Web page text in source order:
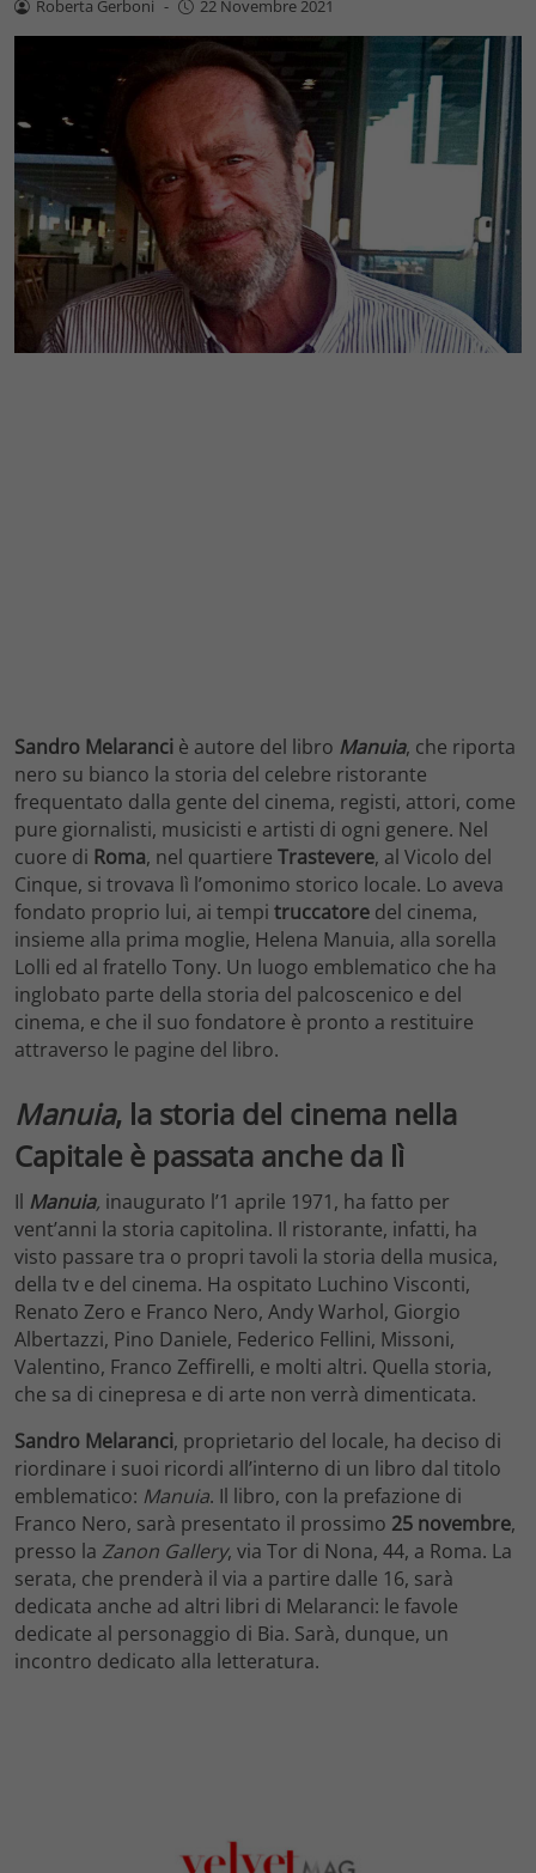
Roberta Gerboni - 22 Novembre 2021
Sandro Melaranci è autore del libro Manuia, che riporta
nero su bianco la storia del celebre ristorante
frequentato dalla gente del cinema, registi, attori, come
pure giornalisti, musicisti e artisti di ogni genere. Nel
cuore di Roma, nel quartiere Trastevere, al Vicolo del
Cinque, si trovava lì l’omonimo storico locale. Lo aveva
fondato proprio lui, ai tempi truccatore del cinema,
insieme alla prima moglie, Helena Manuia, alla sorella
Lolli ed al fratello Tony. Un luogo emblematico che ha
inglobato parte della storia del palcoscenico e del
cinema, e che il suo fondatore è pronto a restituire
attraverso le pagine del libro.
Manuia, la storia del cinema nella
Capitale è passata anche da lì
Il Manuia, inaugurato l’1 aprile 1971, ha fatto per
vent’anni la storia capitolina. Il ristorante, infatti, ha
visto passare tra o propri tavoli la storia della musica,
della tv e del cinema. Ha ospitato Luchino Visconti,
Renato Zero e Franco Nero, Andy Warhol, Giorgio
Albertazzi, Pino Daniele, Federico Fellini, Missoni,
Valentino, Franco Zeffirelli, e molti altri. Quella storia,
che sa di cinepresa e di arte non verrà dimenticata.
Sandro Melaranci, proprietario del locale, ha deciso di
riordinare i suoi ricordi all’interno di un libro dal titolo
emblematico: Manuia. Il libro, con la prefazione di
Franco Nero, sarà presentato il prossimo 25 novembre,
presso la Zanon Gallery, via Tor di Nona, 44, a Roma. La
serata, che prenderà il via a partire dalle 16, sarà
dedicata anche ad altri libri di Melaranci: le favole
dedicate al personaggio di Bia. Sarà, dunque, un
incontro dedicato alla letteratura.